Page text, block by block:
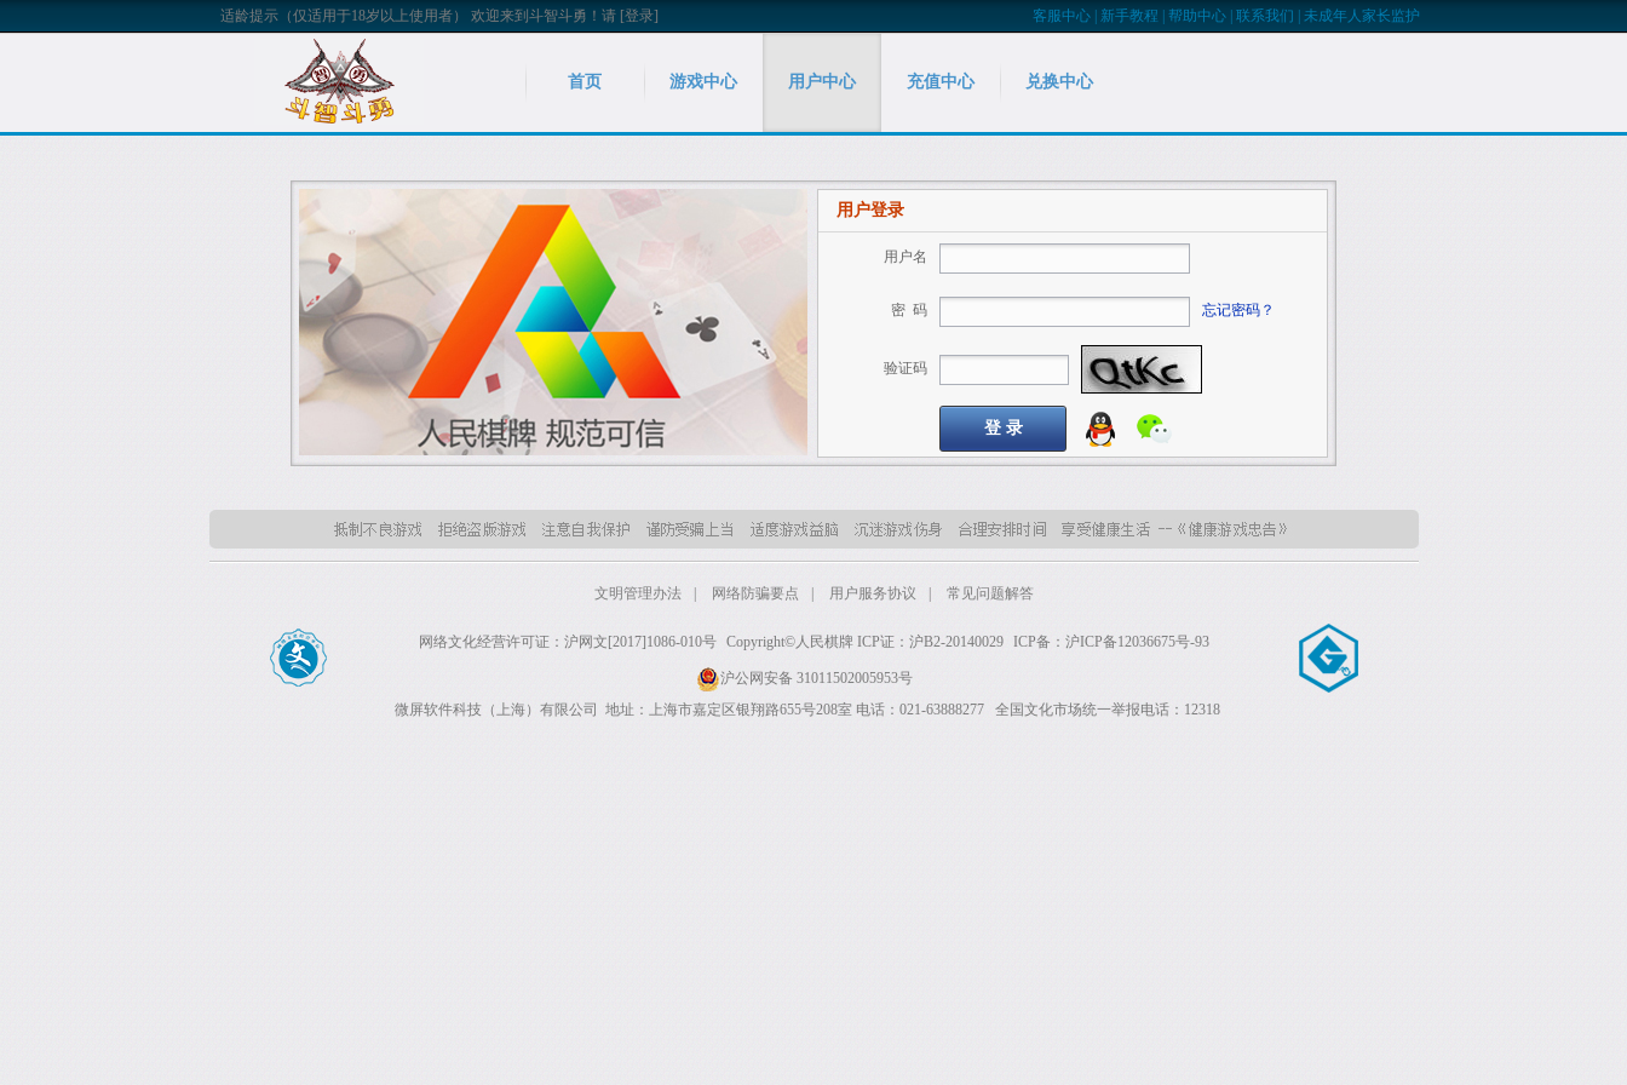
适龄提示（仅适用于18岁以上使用者） 欢迎来到斗智斗勇！ 请 [登录] 客服中心 新手教程 帮助中心 联系我们 未成年人家长监护
首页 游戏中心 用户中心 充值中心 兑换中心
用户登录
用户名
密 码 忘记密码？
验证码
文明管理办法 网络防骗要点 用户服务协议 常见问题解答
网络文化经营许可证：沪网文[2017]1086-010号 Copyright©人民棋牌 ICP证：沪B2-20140029 ICP备：沪ICP备12036675号-93
沪公网安备 31011502005953号
微屏软件科技（上海）有限公司 地址：上海市嘉定区银翔路655号208室 电话：021-63888277 全国文化市场统一举报电话：12318